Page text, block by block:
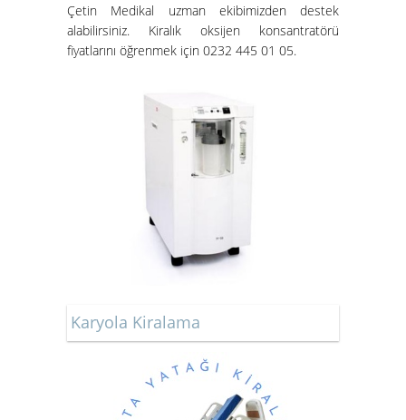
Çetin Medikal uzman ekibimizden destek
alabilirsiniz. Kiralık oksijen konsantratörü
fiyatlarını öğrenmek için 0232 445 01 05.
Karyola Kiralama